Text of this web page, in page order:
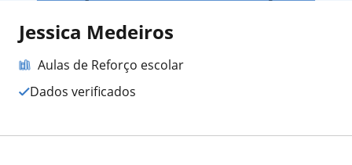
Jessica Medeiros
Aulas de Reforço escolar
Dados verificados